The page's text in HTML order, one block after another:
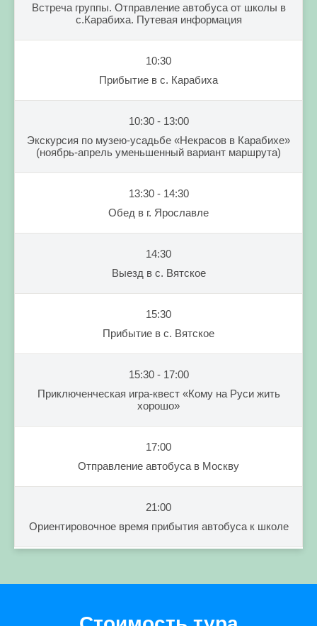
Встреча группы. Отправление автобуса от школы в
с.Карабиха. Путевая информация
10:30
Прибытие в с. Карабиха
10:30 - 13:00
Экскурсия по музею-усадьбе «Некрасов в Карабихе»
(ноябрь-апрель уменьшенный вариант маршрута)
13:30 - 14:30
Обед в г. Ярославле
14:30
Выезд в с. Вятское
15:30
Прибытие в с. Вятское
15:30 - 17:00
Приключенческая игра-квест «Кому на Руси жить
хорошо»
17:00
Отправление автобуса в Москву
21:00
Ориентировочное время прибытия автобуса к школе